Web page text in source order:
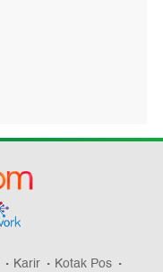
Karir Kotak Pos